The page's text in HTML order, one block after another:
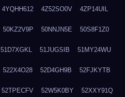
4YQHH612 4Z52SO0V 4ZP14UIL
50KZ2V9P 50NNJN5E 50S8F1Z0
51D7XGKL 51JUGSIB 51MY24WU
522X4O28 52D4GH9B 52FJKYTB
52TPECFV 52W5K0BY 52XXY91Q